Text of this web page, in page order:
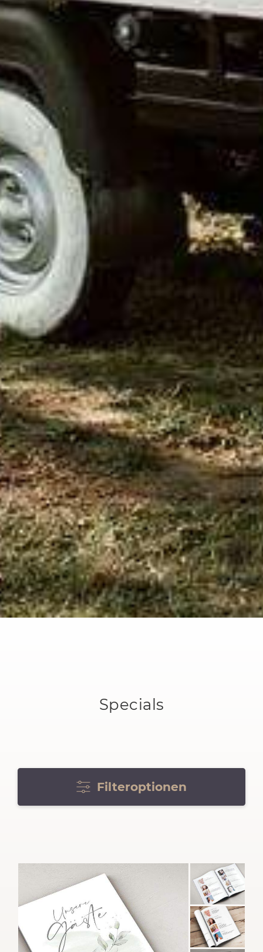
Specials
Filteroptionen